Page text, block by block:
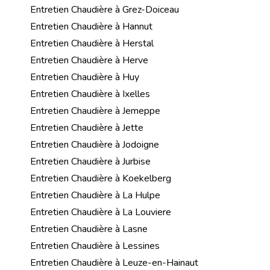
Entretien Chaudière à Grez-Doiceau
Entretien Chaudière à Hannut
Entretien Chaudière à Herstal
Entretien Chaudière à Herve
Entretien Chaudière à Huy
Entretien Chaudière à Ixelles
Entretien Chaudière à Jemeppe
Entretien Chaudière à Jette
Entretien Chaudière à Jodoigne
Entretien Chaudière à Jurbise
Entretien Chaudière à Koekelberg
Entretien Chaudière à La Hulpe
Entretien Chaudière à La Louviere
Entretien Chaudière à Lasne
Entretien Chaudière à Lessines
Entretien Chaudière à Leuze-en-Hainaut